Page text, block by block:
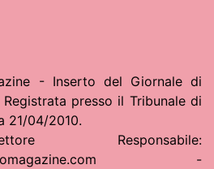
- Inserto del Giornale di
presso il Tribunale di
21/04/2010.
Responsabile:
-